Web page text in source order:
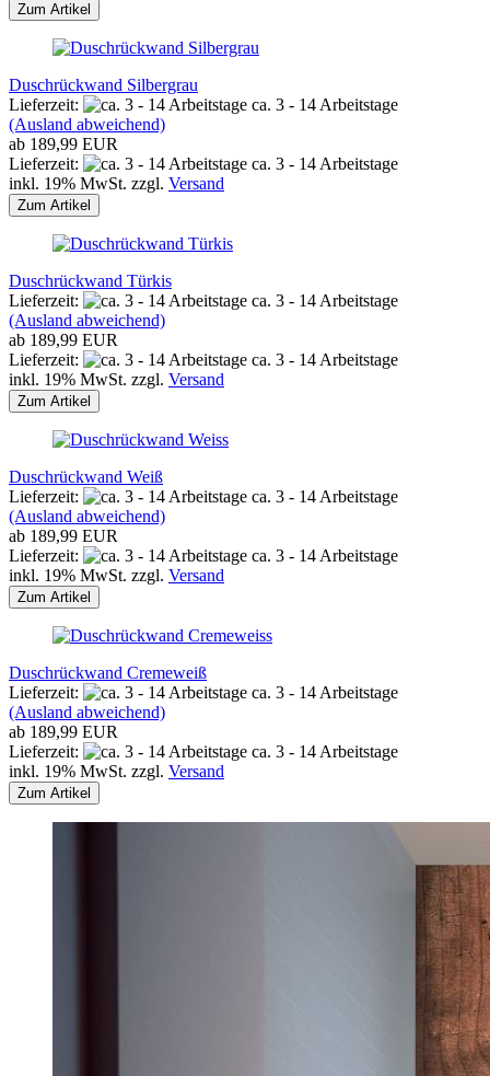
Zum Artikel
Duschrückwand Silbergrau
Lieferzeit:
ca. 3 - 14 Arbeitstage
(Ausland abweichend)
ab 189,99 EUR
Lieferzeit:
ca. 3 - 14 Arbeitstage
inkl. 19% MwSt. zzgl. Versand
Zum Artikel
Duschrückwand Türkis
Lieferzeit:
ca. 3 - 14 Arbeitstage
(Ausland abweichend)
ab 189,99 EUR
Lieferzeit:
ca. 3 - 14 Arbeitstage
inkl. 19% MwSt. zzgl. Versand
Zum Artikel
Duschrückwand Weiß
Lieferzeit:
ca. 3 - 14 Arbeitstage
(Ausland abweichend)
ab 189,99 EUR
Lieferzeit:
ca. 3 - 14 Arbeitstage
inkl. 19% MwSt. zzgl. Versand
Zum Artikel
Duschrückwand Cremeweiß
Lieferzeit:
ca. 3 - 14 Arbeitstage
(Ausland abweichend)
ab 189,99 EUR
Lieferzeit:
ca. 3 - 14 Arbeitstage
inkl. 19% MwSt. zzgl. Versand
Zum Artikel